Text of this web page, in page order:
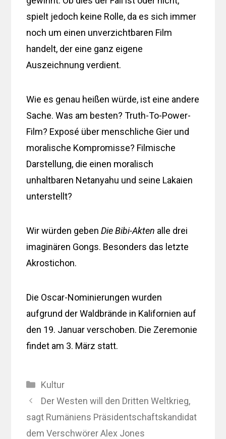
spielt jedoch keine Rolle, da es sich immer
noch um einen unverzichtbaren Film
handelt, der eine ganz eigene
Auszeichnung verdient.
Wie es genau heißen würde, ist eine andere
Sache. Was am besten? Truth-To-Power-
Film? Exposé über menschliche Gier und
moralische Kompromisse? Filmische
Darstellung, die einen moralisch
unhaltbaren Netanyahu und seine Lakaien
unterstellt?
Wir würden gebenDie Bibi-Akten alle drei
imaginären Gongs. Besonders das letzte
Akrostichon.
Die Oscar-Nominierungen wurden
aufgrund der Waldbrände in Kalifornien auf
den 19. Januar verschoben. Die Zeremonie
findet am 3. März statt.
Kategorien
Kultur
Der Westen will den Dritten Weltkrieg,
sagt Rumäniens Präsidentschaftskandidat
dem Verschwörer Alex Jones